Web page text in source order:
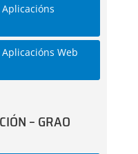
Web
– GRAO